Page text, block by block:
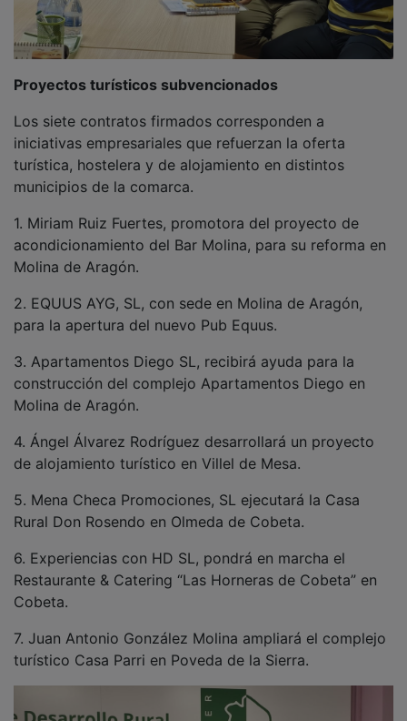
iniciativas empresariales que refuerzan la oferta
turística, hostelera y de alojamiento en distintos
municipios de la comarca.
acondicionamiento del Bar Molina, para su reforma en
Molina de Aragón.
para la apertura del nuevo Pub Equus.
construcción del complejo Apartamentos Diego en
Molina de Aragón.
4. Ángel Álvarez Rodríguez desarrollará un proyecto
de alojamiento turístico en Villel de Mesa.
Rural Don Rosendo en Olmeda de Cobeta.
Restaurante & Catering “Las Horneras de Cobeta” en
Cobeta.
turístico Casa Parri en Poveda de la Sierra.